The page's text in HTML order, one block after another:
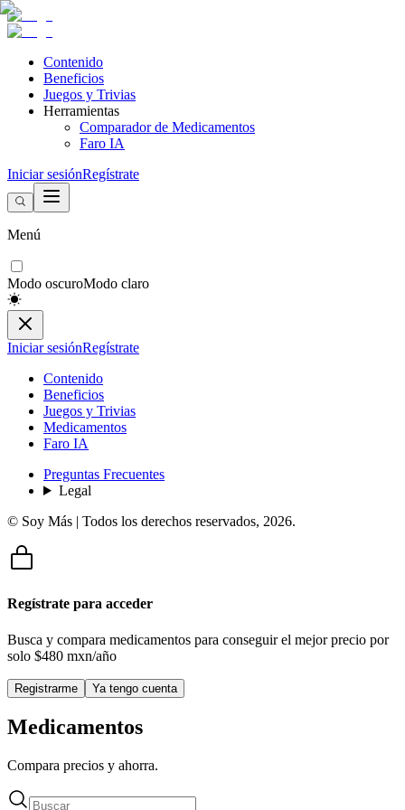
Contenido
Beneficios
Juegos y Trivias
Herramientas
Comparador de Medicamentos
Faro IA
Iniciar sesiónRegístrate
Menú
Modo oscuroModo claro
Iniciar sesiónRegístrate
Contenido
Beneficios
Juegos y Trivias
Medicamentos
Faro IA
Preguntas Frecuentes
Legal
© Soy Más | Todos los derechos reservados, 2026.
Regístrate para acceder
Busca y compara medicamentos para conseguir el mejor precio por
solo $480 mxn/año
Registrarme Ya tengo cuenta
Medicamentos
Compara precios y ahorra.